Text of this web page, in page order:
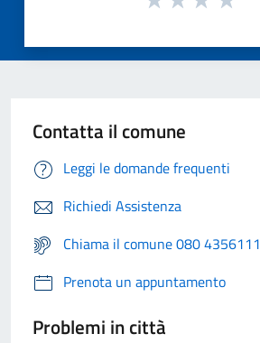
Contatta il comune
Leggi le domande frequenti
Richiedi Assistenza
Chiama il comune 080 4356111
Prenota un appuntamento
Problemi in città